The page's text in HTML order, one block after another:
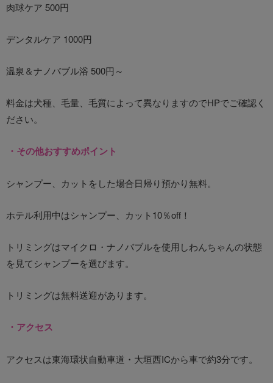
肉球ケア 500円
デンタルケア 1000円
温泉＆ナノバブル浴 500円～
料金は犬種、毛量、毛質によって異なりますのでHPでご確認く
ださい。
・その他おすすめポイント
シャンプー、カットをした場合日帰り預かり無料。
ホテル利用中はシャンプー、カット10％off！
トリミングはマイクロ・ナノバブルを使用しわんちゃんの状態
を見てシャンプーを選びます。
トリミングは無料送迎があります。
・アクセス
アクセスは東海環状自動車道・大垣西ICから車で約3分です。